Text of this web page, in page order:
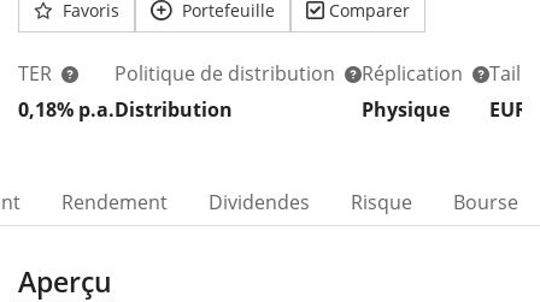
Favoris Portefeuille Comparer
TER
0,18% p.a.
Politique de distribution
Distribution
Réplication
Physique
EUR
Rendement Dividendes Risque Bourse
Aperçu